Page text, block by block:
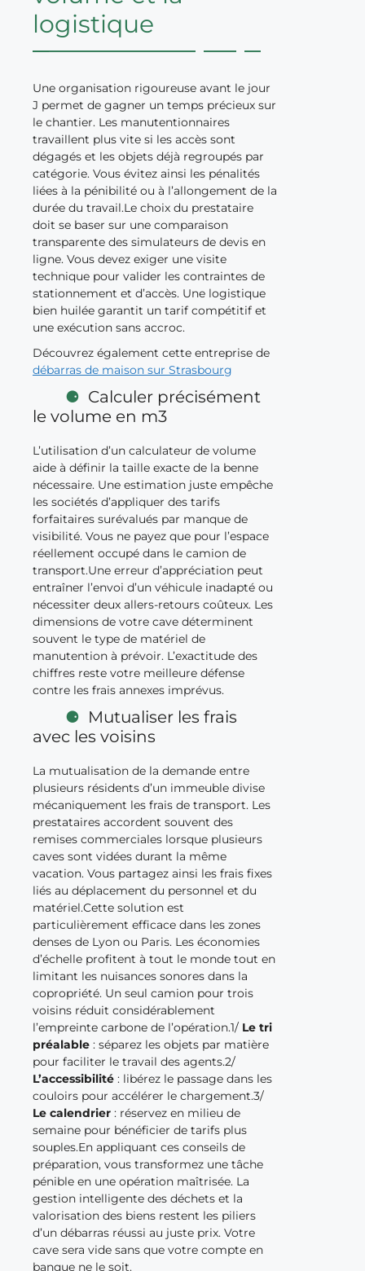
logistique
Une organisation rigoureuse avant le jour
J permet de gagner un temps précieux sur
le chantier. Les manutentionnaires
travaillent plus vite si les accès sont
dégagés et les objets déjà regroupés par
catégorie. Vous évitez ainsi les pénalités
liées à la pénibilité ou à l’allongement de la
durée du travail.Le choix du prestataire
doit se baser sur une comparaison
transparente des simulateurs de devis en
ligne. Vous devez exiger une visite
technique pour valider les contraintes de
stationnement et d’accès. Une logistique
bien huilée garantit un tarif compétitif et
une exécution sans accroc.
Découvrez également cette entreprise de
débarras de maison sur Strasbourg
Calculer précisément
le volume en m3
L’utilisation d’un calculateur de volume
aide à définir la taille exacte de la benne
nécessaire. Une estimation juste empêche
les sociétés d’appliquer des tarifs
forfaitaires surévalués par manque de
visibilité. Vous ne payez que pour l’espace
réellement occupé dans le camion de
transport.Une erreur d’appréciation peut
entraîner l’envoi d’un véhicule inadapté ou
nécessiter deux allers-retours coûteux. Les
dimensions de votre cave déterminent
souvent le type de matériel de
manutention à prévoir. L’exactitude des
chiffres reste votre meilleure défense
contre les frais annexes imprévus.
Mutualiser les frais
avec les voisins
La mutualisation de la demande entre
plusieurs résidents d’un immeuble divise
mécaniquement les frais de transport. Les
prestataires accordent souvent des
remises commerciales lorsque plusieurs
caves sont vidées durant la même
vacation. Vous partagez ainsi les frais fixes
liés au déplacement du personnel et du
matériel.Cette solution est
particulièrement efficace dans les zones
denses de Lyon ou Paris. Les économies
d’échelle profitent à tout le monde tout en
limitant les nuisances sonores dans la
copropriété. Un seul camion pour trois
voisins réduit considérablement
l’empreinte carbone de l’opération.1/ Le tri
préalable : séparez les objets par matière
pour faciliter le travail des agents.2/
L’accessibilité : libérez le passage dans les
couloirs pour accélérer le chargement.3/
Le calendrier : réservez en milieu de
semaine pour bénéficier de tarifs plus
souples.En appliquant ces conseils de
préparation, vous transformez une tâche
pénible en une opération maîtrisée. La
gestion intelligente des déchets et la
valorisation des biens restent les piliers
d’un débarras réussi au juste prix. Votre
cave sera vide sans que votre compte en
banque ne le soit.